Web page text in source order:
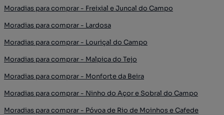
Moradias para comprar - Freixial e Juncal do Campo
Moradias para comprar - Lardosa
Moradias para comprar - Louriçal do Campo
Moradias para comprar - Malpica do Tejo
Moradias para comprar - Monforte da Beira
Moradias para comprar - Ninho do Açor e Sobral do Campo
Moradias para comprar - Póvoa de Rio de Moinhos e Cafede